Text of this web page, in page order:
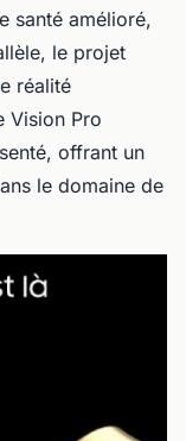
santé amélioré,
le projet
réalité
Vision Pro
offrant un
le domaine de